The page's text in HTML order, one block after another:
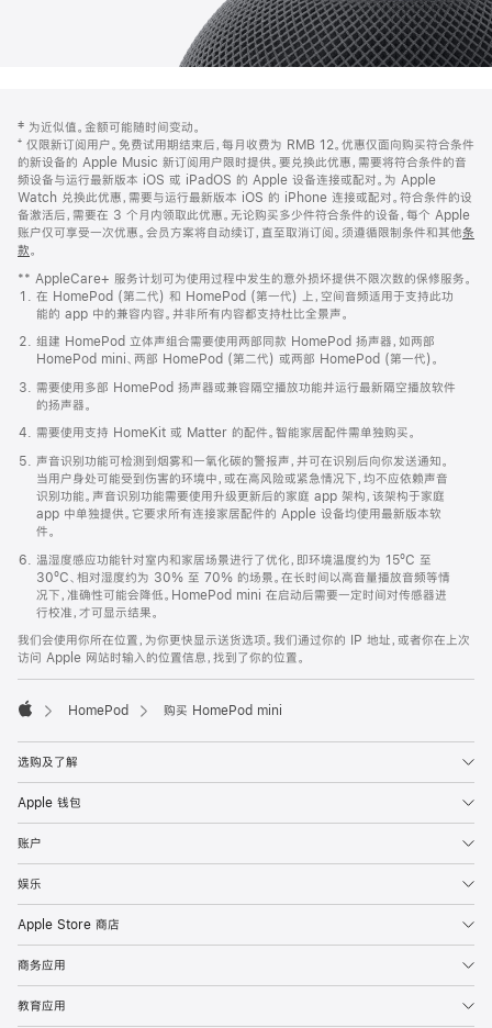
页
页
脚
注
‡ 为近似值。金额可能随时间变动。
⁺ 仅限新订阅用户。免费试用期结束后，每月收费为 RMB 12。优惠仅面向购买符合条件
的新设备的 Apple Music 新订阅用户限时提供。要兑换此优惠，需要将符合条件的音
频设备与运行最新版本 iOS 或 iPadOS 的 Apple 设备连接或配对。为 Apple
Watch 兑换此优惠，需要与运行最新版本 iOS 的 iPhone 连接或配对。符合条件的设
备激活后，需要在 3 个月内领取此优惠。无论购买多少件符合条件的设备，每个 Apple
账户仅可享受一次优惠。会员方案将自动续订，直至取消订阅。须遵循限制条件和其他条
款。
窗
口
中
打
开)
** AppleCare+ 服务计划可为使用过程中发生的意外损坏提供不限次数的保修服务。
在 HomePod (第二代) 和 HomePod (第一代) 上，空间音频适用于支持此功
能的 app 中的兼容内容。并非所有内容都支持杜比全景声。
组建 HomePod 立体声组合需要使用两部同款 HomePod 扬声器，如两部
HomePod mini、两部 HomePod (第二代) 或两部 HomePod (第一代)。
需要使用多部 HomePod 扬声器或兼容隔空播放功能并运行最新隔空播放软件
的扬声器。
需要使用支持 HomeKit 或 Matter 的配件。智能家居配件需单独购买。
声音识别功能可检测到烟雾和一氧化碳的警报声，并可在识别后向你发送通知。
当用户身处可能受到伤害的环境中，或在高风险或紧急情况下，均不应依赖声音
识别功能。声音识别功能需要使用升级更新后的家庭 app 架构，该架构于家庭
app 中单独提供。它要求所有连接家居配件的 Apple 设备均使用最新版本软
件。
温湿度感应功能针对室内和家居场景进行了优化，即环境温度约为 15ºC 至
30ºC、相对湿度约为 30% 至 70% 的场景。在长时间以高音量播放音频等情
况下，准确性可能会降低。HomePod mini 在启动后需要一定时间对传感器进
行校准，才可显示结果。
我们会使用你所在位置，为你更快显示送货选项。我们通过你的 IP 地址，或者你在上次
访问 Apple 网站时输入的位置信息，找到了你的位置。
HomePod 购买 HomePod mini
选购及了解
Apple 钱包
账户
娱乐
Apple Store 商店
商务应用
教育应用